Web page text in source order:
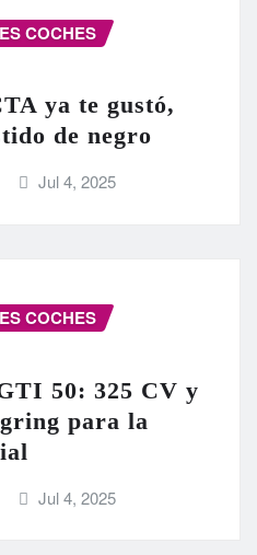
COCHES
ya te gustó,
de negro
Jul 4, 2025
COCHES
50: 325 CV y
para la
Jul 4, 2025